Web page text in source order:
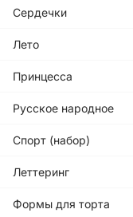
Сердечки
Лето
Принцесса
Русское народное
Спорт (набор)
Леттеринг
Формы для торта